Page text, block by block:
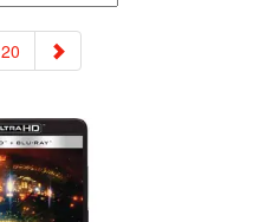
20